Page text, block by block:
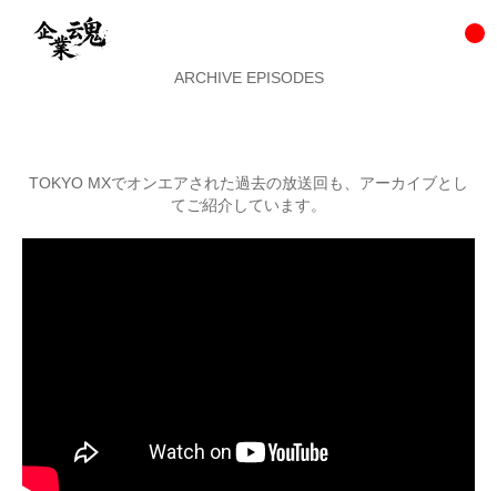
ARCHIVE EPISODES
TOKYO MXでオンエアされた過去の放送回も、アーカイブとし
てご紹介しています。